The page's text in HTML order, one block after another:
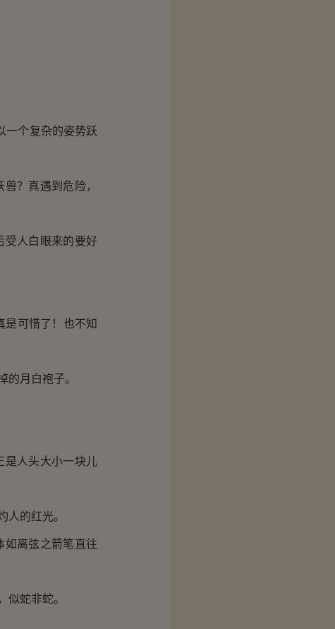
个复杂的姿势跃
？真遇到危险，
人白眼来的要好
可惜了！也不知
月白袍子。
人头大小一块儿
的红光。
离弦之箭笔直往
蛇非蛇。